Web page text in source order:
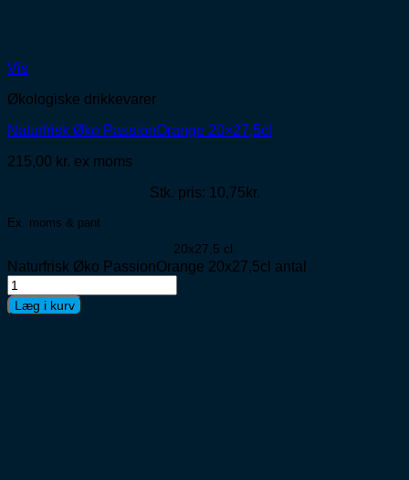
Vis
Økologiske drikkevarer
Naturfrisk Øko PassionOrange 20×27,5cl
215,00 kr. ex moms
Stk. pris: 10,75kr.
Ex. moms & pant
20x27,5 cl.
Naturfrisk Øko PassionOrange 20x27,5cl antal
Læg i kurv